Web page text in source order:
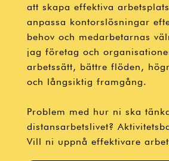
att skapa effektiva
anpassa kontorslösningar
behov och medarbetarnas
jag företag och
arbetssätt, bättre flöden,
och långsiktig framgång.
Problem med hur ni ska
distansarbetslivet?
Vill ni uppnå effektivare